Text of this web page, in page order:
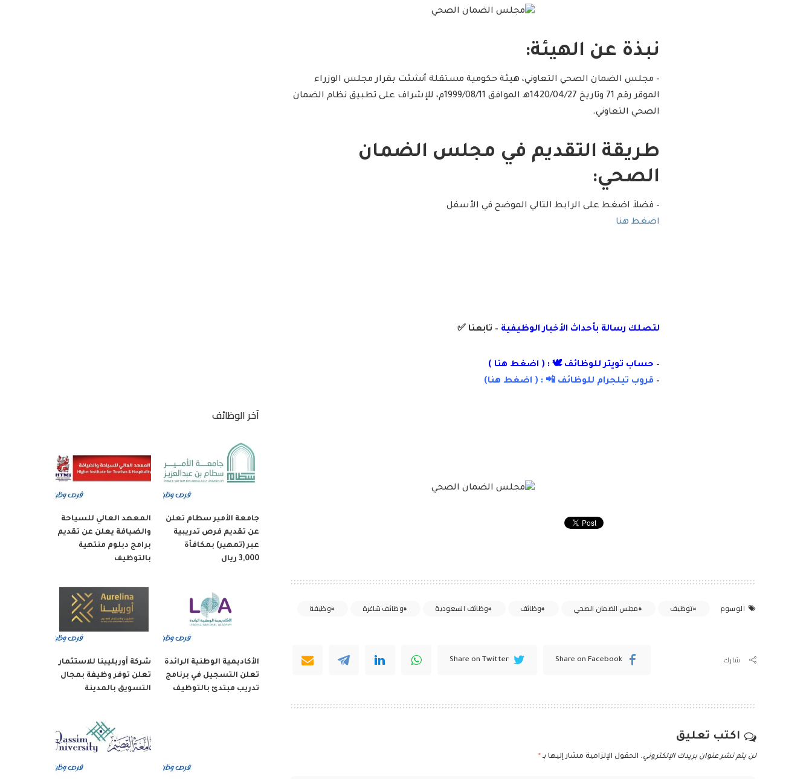
نبذة عن الهيئة:
– مجلس الضمان الصحي التعاوني، هيئة حكومية مستقلة أنشئت بقرار مجلس الوزراء
الموقر رقم 71 وتاريخ 1420/04/27هـ الموافق 1999/08/11م، للإشراف على تطبيق نظام الضمان
الصحي التعاوني.
طريقة التقديم في مجلس الضمان
الصحي:
– فضلاَ اضغط على الرابط التالي الموضح في الأسفل
اضغط هنا
لتصلك رسالة بأحداث الأخبار الوظيفية – تابعنا ✅
– حساب تويتر للوظائف 🕊 : ( اضغط هنا )
– قروب تيلجرام للوظائف 📲 : ( اضغط هنا)
الوسوم توظيف مجلس الضمان الصحي وظائف وظائف السعودية وظائف شاغرة وظيفة
شارك Share on Facebook
Share on Twitter
اكتب تعليق
لن يتم نشر عنوان بريدك الإلكتروني. الحقول الإلزامية مشار إليها بـ *
آخر الوظائف
جامعة الأمير سطام تعلن
عن تقديم فرص تدريبية
عبر (تمهير) بمكافأة
3,000 ريال
المعهد العالي للسياحة
والضيافة يعلن عن تقديم
برامج دبلوم منتهية
بالتوظيف
الأكاديمية الوطنية الرائدة
تعلن التسجيل في برنامج
تدريب مبتدئ بالتوظيف
شركة أوريليينا للاستثمار
تعلن توفر وظيفة بمجال
التسويق بالمدينة